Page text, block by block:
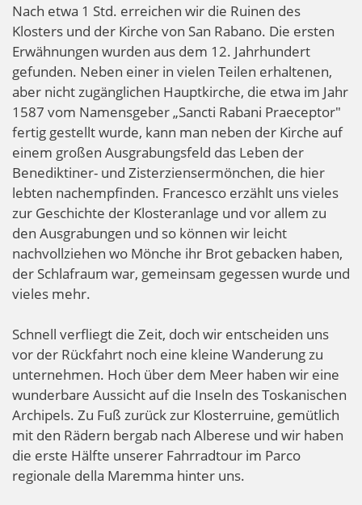
Nach etwa 1 Std. erreichen wir die Ruinen des
Klosters und der Kirche von San Rabano. Die ersten
Erwähnungen wurden aus dem 12. Jahrhundert
gefunden. Neben einer in vielen Teilen erhaltenen,
aber nicht zugänglichen Hauptkirche, die etwa im Jahr
1587 vom Namensgeber „Sancti Rabani Praeceptor"
fertig gestellt wurde, kann man neben der Kirche auf
einem großen Ausgrabungsfeld das Leben der
Benediktiner- und Zisterziensermönchen, die hier
lebten nachempfinden. Francesco erzählt uns vieles
zur Geschichte der Klosteranlage und vor allem zu
den Ausgrabungen und so können wir leicht
nachvollziehen wo Mönche ihr Brot gebacken haben,
der Schlafraum war, gemeinsam gegessen wurde und
vieles mehr.
Schnell verfliegt die Zeit, doch wir entscheiden uns
vor der Rückfahrt noch eine kleine Wanderung zu
unternehmen. Hoch über dem Meer haben wir eine
wunderbare Aussicht auf die Inseln des Toskanischen
Archipels. Zu Fuß zurück zur Klosterruine, gemütlich
mit den Rädern bergab nach Alberese und wir haben
die erste Hälfte unserer Fahrradtour im Parco
regionale della Maremma hinter uns.